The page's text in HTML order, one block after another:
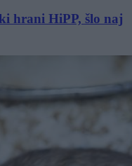
hrani HiPP, šlo naj